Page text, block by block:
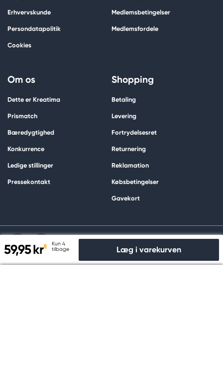
59,95 kr
Kun 4
tilbage
Læg i varekurven
Erhvervskunde
Persondatapolitik
Cookies
Medlemsbetingelser
Medlemsfordele
Om os
Dette er Kreatima
Prismatch
Bæredygtighed
Konkurrence
Ledige stillinger
Pressekontakt
Shopping
Betaling
Levering
Fortrydelsesret
Returnering
Reklamation
Købsbetingelser
Gavekort